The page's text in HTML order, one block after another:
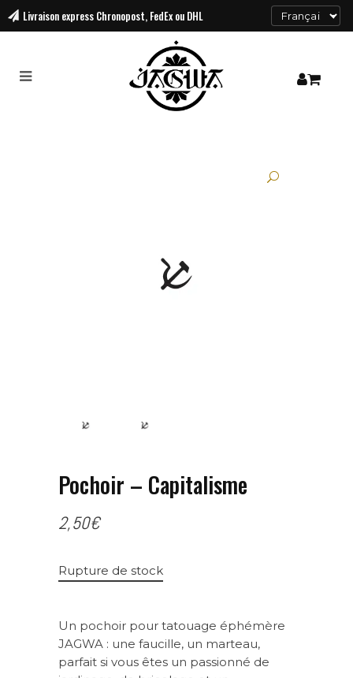
Livraison express Chronopost, FedEx ou DHL
Pochoir – Capitalisme
2,50€
Rupture de stock
Un pochoir pour tatouage éphémère
JAGWA : une faucille, un marteau,
parfait si vous êtes un passionné de